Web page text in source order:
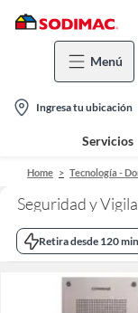
Menú
location-
icon
Ingresa tu ubicación
Servicios
Home Tecnología -
Seguridad y
Retira desde 120 min